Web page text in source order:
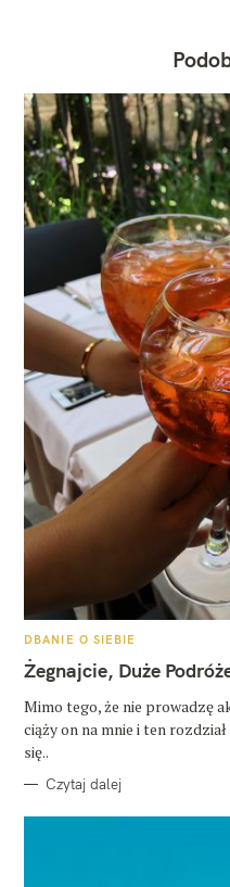
K
T
E
O
R
I
DBANIE O SIEBIE
Żegnajcie, Duże
Mimo tego, że nie prowadzę
ciąży on na mnie i ten
się..
Czytaj dalej